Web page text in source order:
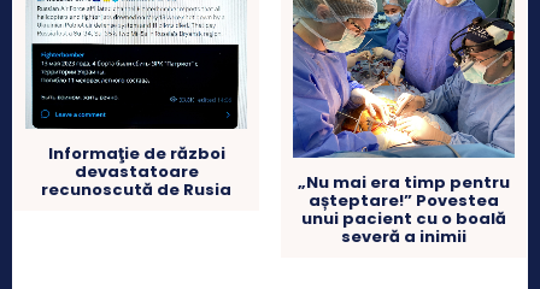
Informaţie de război
devastatoare
recunoscută de Rusia „Nu mai era timp pentru
așteptare!” Povestea
unui pacient cu o boală
severă a inimii